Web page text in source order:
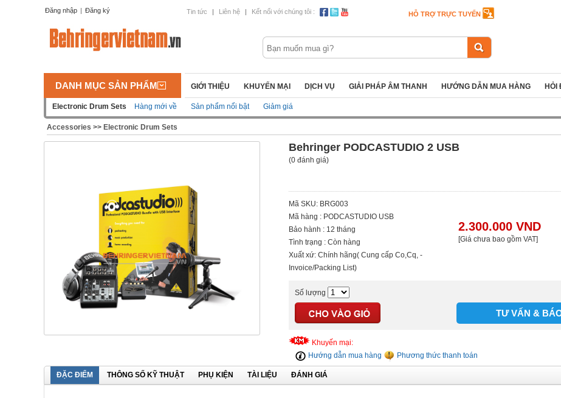
Đăng nhập | Đăng ký Tin tức | Liên hệ | Kết nối với chúng tôi : HỖ TRỢ TRỰC TUYẾN
DANH MỤC SẢN PHẨM GIỚI THIỆU KHUYẾN MẠI DỊCH VỤ GIẢI PHÁP ÂM THANH HƯỚNG DẪN MUA HÀNG HỎI
Electronic Drum Sets Hàng mới về Sản phẩm nổi bật Giảm giá
Accessories >> Electronic Drum Sets
Behringer PODCASTUDIO 2 USB
(0 đánh giá)
Mã SKU: BRG003
Mã hàng : PODCASTUDIO USB
Bảo hành : 12 tháng
Tình trạng : Còn hàng
Xuất xứ: Chính hãng( Cung cấp Co,Cq, -
Invoice/Packing List)
2.300.000 VND
[Giá chưa bao gồm VAT]
Số lượng
TƯ VẤN &
Khuyến mại:
Hướng dẫn mua hàng
Phương thức thanh toán
ĐẶC ĐIỂM THÔNG SỐ KỸ THUẬT PHỤ KIỆN TÀI LIỆU ĐÁNH GIÁ